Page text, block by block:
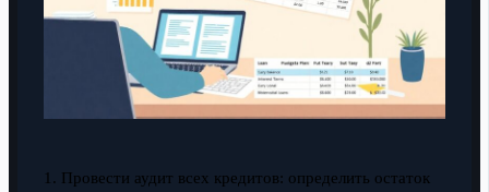
1. Провести аудит всех кредитов: определить остаток